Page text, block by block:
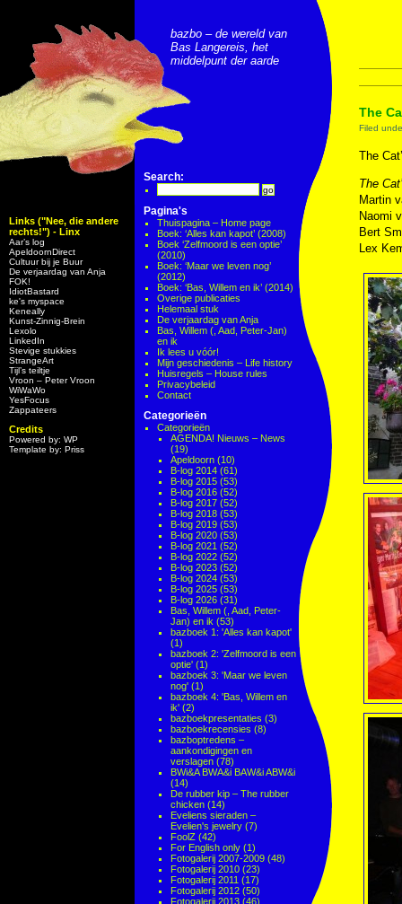
Links ("Nee, die andere
rechts!") - Linx
Aar’s log
ApeldoornDirect
Cultuur bij je Buur
De verjaardag van Anja
FOK!
IdiotBastard
ke's myspace
Keneally
Kunst-Zinnig-Brein
Lexolo
LinkedIn
Stevige stukkies
StrangeArt
Tijl’s teiltje
Vroon – Peter Vroon
WiWaWo
YesFocus
Zappateers
Credits
Powered by: WP
Template by: Priss
bazbo – de wereld van
Bas Langereis, het
middelpunt der aarde
Search:
Pagina's
Thuispagina – Home page
Boek: ‘Alles kan kapot’ (2008)
Boek ‘Zelfmoord is een optie’
(2010)
Boek: ‘Maar we leven nog’
(2012)
Boek: ‘Bas, Willem en ik’ (2014)
Overige publicaties
Helemaal stuk
De verjaardag van Anja
Bas, Willem (, Aad, Peter-Jan)
en ik
Ik lees u vóór!
Mijn geschiedenis – Life history
Huisregels – House rules
Privacybeleid
Contact
Categorieën
Categorieën
AGENDA! Nieuws – News
(19)
Apeldoorn (10)
B-log 2014 (61)
B-log 2015 (53)
B-log 2016 (52)
B-log 2017 (52)
B-log 2018 (53)
B-log 2019 (53)
B-log 2020 (53)
B-log 2021 (52)
B-log 2022 (52)
B-log 2023 (52)
B-log 2024 (53)
B-log 2025 (53)
B-log 2026 (31)
Bas, Willem (, Aad, Peter-
Jan) en ik (53)
bazboek 1: 'Alles kan kapot'
(1)
bazboek 2: 'Zelfmoord is een
optie' (1)
bazboek 3: 'Maar we leven
nog' (1)
bazboek 4: 'Bas, Willem en
ik' (2)
bazboekpresentaties (3)
bazboekrecensies (8)
bazboptredens –
aankondigingen en
verslagen (78)
BWi&A BWA&i BAW&i ABW&i
(14)
De rubber kip – The rubber
chicken (14)
Eveliens sieraden –
Evelien's jewelry (7)
FoolZ (42)
For English only (1)
Fotogalerij 2007-2009 (48)
Fotogalerij 2010 (23)
Fotogalerij 2011 (17)
Fotogalerij 2012 (50)
Fotogalerij 2013 (46)
The
Filed
The
The
Martin
Naomi
Bert
Lex